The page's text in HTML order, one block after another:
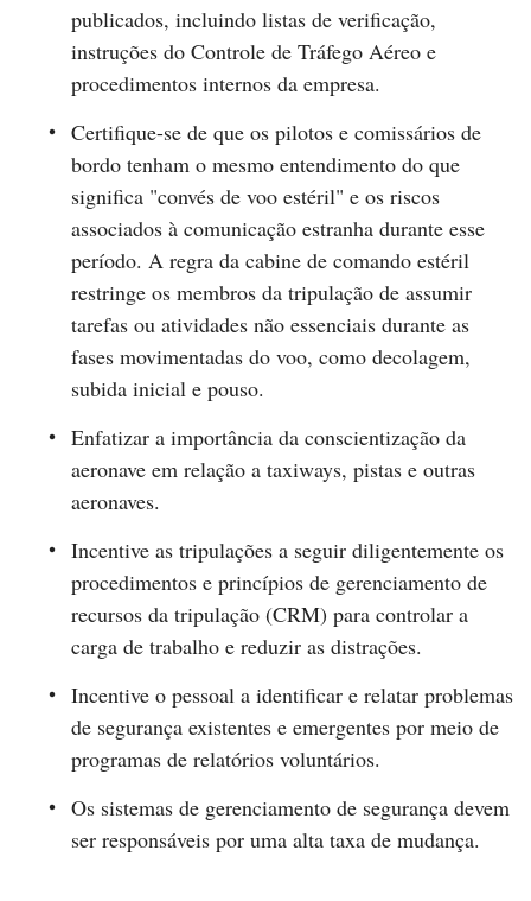
publicados, incluindo listas de verificação,
instruções do Controle de Tráfego Aéreo e
procedimentos internos da empresa.
Certifique-se de que os pilotos e comissários de
bordo tenham o mesmo entendimento do que
significa "convés de voo estéril" e os riscos
associados à comunicação estranha durante esse
período. A regra da cabine de comando estéril
restringe os membros da tripulação de assumir
tarefas ou atividades não essenciais durante as
fases movimentadas do voo, como decolagem,
subida inicial e pouso.
Enfatizar a importância da conscientização da
aeronave em relação a taxiways, pistas e outras
aeronaves.
Incentive as tripulações a seguir diligentemente os
procedimentos e princípios de gerenciamento de
recursos da tripulação (CRM) para controlar a
carga de trabalho e reduzir as distrações.
Incentive o pessoal a identificar e relatar problemas
de segurança existentes e emergentes por meio de
programas de relatórios voluntários.
Os sistemas de gerenciamento de segurança devem
ser responsáveis por uma alta taxa de mudança.